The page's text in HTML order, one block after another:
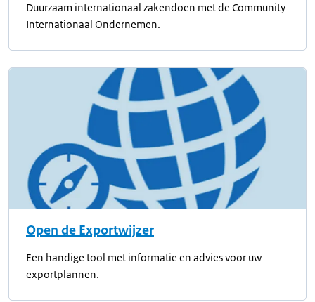
Duurzaam internationaal zakendoen met de Community
Internationaal Ondernemen.
Open de Exportwijzer
Een handige tool met informatie en advies voor uw
exportplannen.